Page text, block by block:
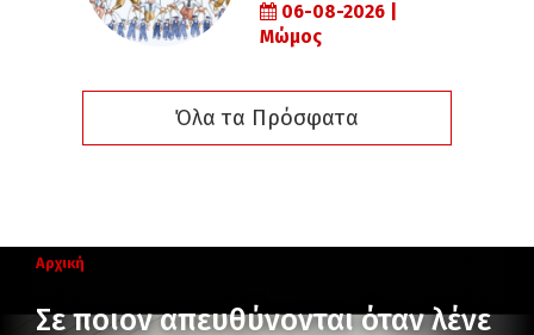
06-08-2026 |
Μώμος
Όλα τα Πρόσφατα
Αρχική
Σε ποιον απευθύνονται όταν λένε